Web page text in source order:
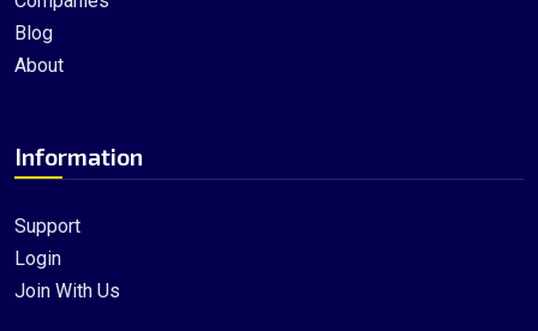
Blog
About
Information
Support
Login
Join With Us